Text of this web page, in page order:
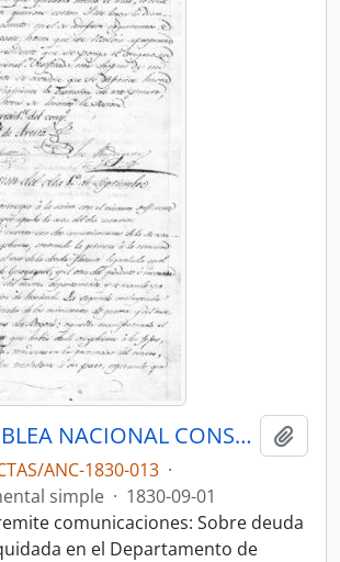
ACTA ASAMBLEA NACIONAL CONSTITUYENTE 1830
ANC-1830-013 ·
simple · 1830-09-01
comunicaciones: Sobre deuda
en el Departamento de